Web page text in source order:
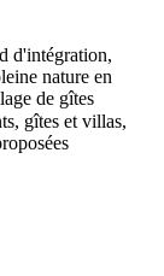
d'intégration,
nature en
de gîtes
gîtes et villas,